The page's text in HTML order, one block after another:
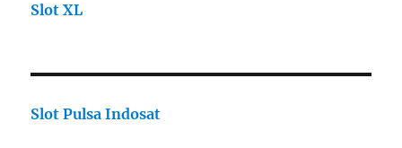
Slot XL
Slot Pulsa Indosat